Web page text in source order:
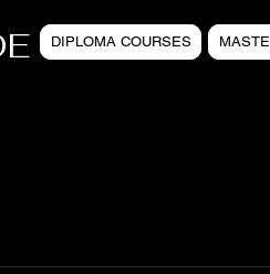
DIPLOMA COURSES